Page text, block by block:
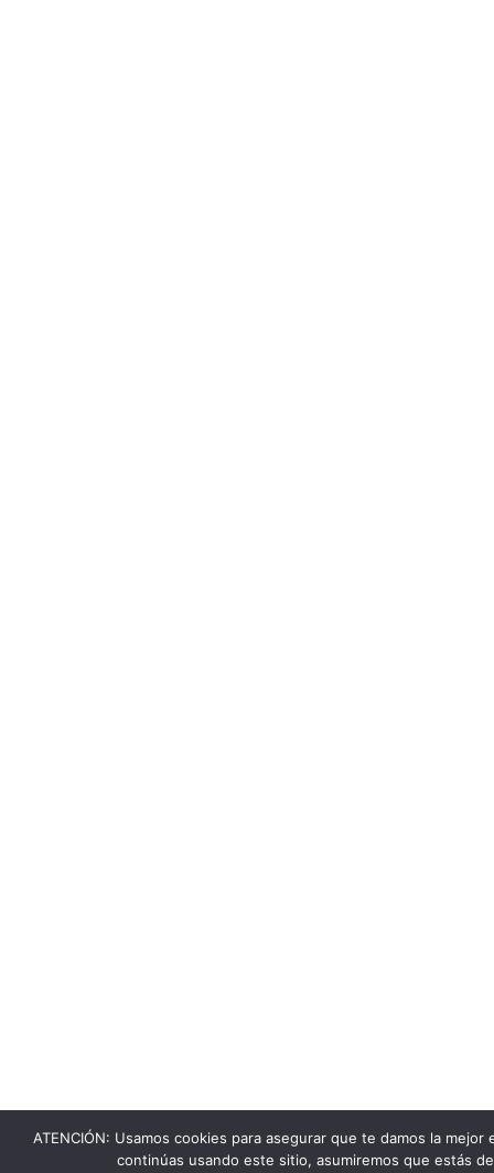
ATENCIÓN: Usamos cookies para asegurar que te damos la
continúas usando este sitio, asumiremos que estás